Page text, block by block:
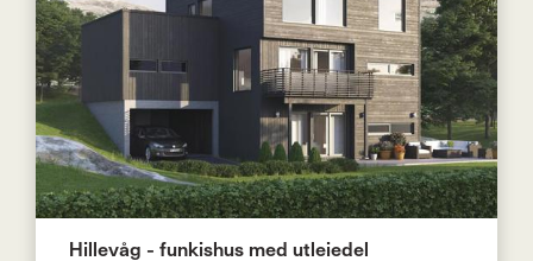
Hillevåg - funkishus med utleiedel